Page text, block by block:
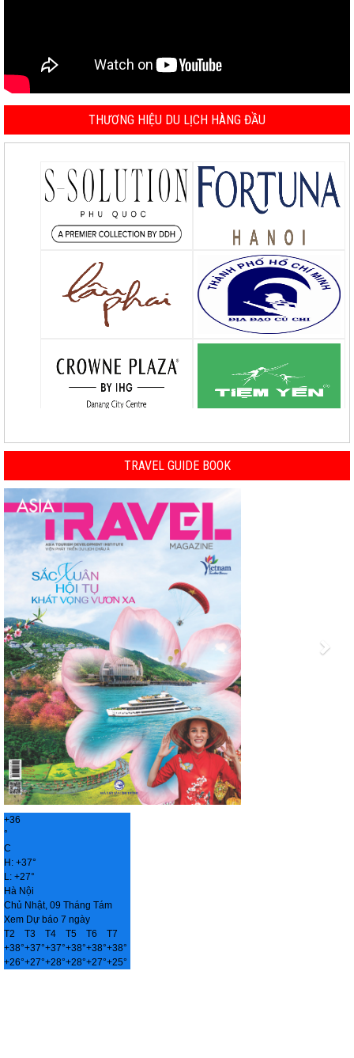
THƯƠNG HIỆU DU LỊCH HÀNG ĐẦU
TRAVEL GUIDE BOOK
Previous
+36
°
C
H: +37°
L: +27°
Hà Nội
Chủ Nhật, 09 Tháng Tám
Xem Dự báo 7 ngày
T2
T3 T4 T5 T6
T7
+38°+37°+37°+38°+38°+38°
+26°+27°+28°+28°+27°+25°